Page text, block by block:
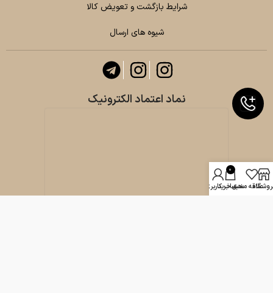
شرایط بازگشت و تعویض کالا
شیوه های ارسال
نماد اعتماد الکترونیک
علاقه مندی
0
سبد خرید
حساب کاربری من